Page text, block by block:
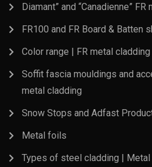
Diamant” and “Canadienne”
FR100 and FR Board & Batten
Color range | FR metal
Soffit fascia mouldings and
metal cladding
Snow Stops and Adfast
Metal foils
Types of steel cladding | Metal